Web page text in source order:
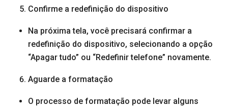
Confirme a redefinição do dispositivo
Na próxima tela, você precisará confirmar a
redefinição do dispositivo, selecionando a opção
“Apagar tudo” ou “Redefinir telefone” novamente.
Aguarde a formatação
O processo de formatação pode levar alguns